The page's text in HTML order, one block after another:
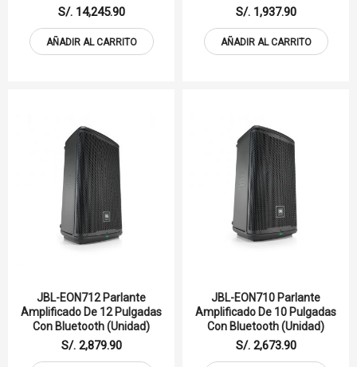
S/. 14,245.90
AÑADIR AL CARRITO
S/. 1,937.90
AÑADIR AL CARRITO
JBL-EON712 Parlante
Amplificado De 12 Pulgadas
Con Bluetooth (Unidad)
S/. 2,879.90
JBL-EON710 Parlante
Amplificado De 10 Pulgadas
Con Bluetooth (Unidad)
S/. 2,673.90